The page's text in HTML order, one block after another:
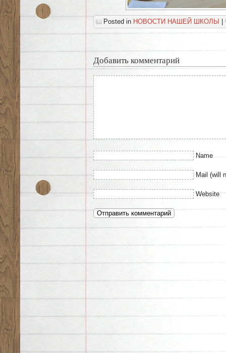
Posted in НОВОСТИ НАШЕЙ ШКОЛЫ |
Добавить комментарий
Name
Mail (will
Website